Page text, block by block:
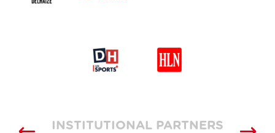
INSTITUTIONAL PARTNERS